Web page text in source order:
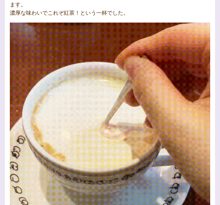
ます。
濃厚な味わいでこれぞ紅茶！という一杯でした。